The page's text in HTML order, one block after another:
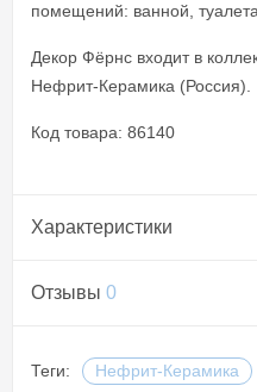
помещений: ванной,
Декор Фёрнс входит в
Нефрит-Керамика (Россия).
Код товара: 86140
Характеристики
Отзывы 0
Теги: Нефрит-Керамика